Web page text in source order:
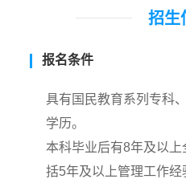
招生
报名条件
具有国民教育系列专科
学历。
本科毕业后有8年及以
括5年及以上管理工作